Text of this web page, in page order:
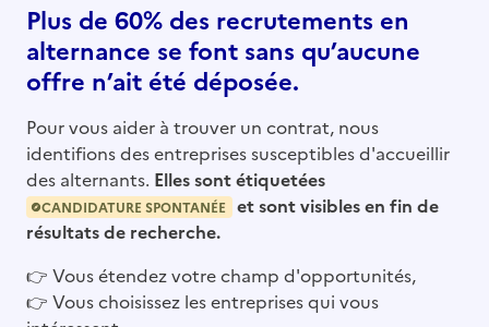
Plus de 60% des recrutements en
alternance se font sans qu’aucune
offre n’ait été déposée.
Pour vous aider à trouver un contrat, nous
identifions des entreprises susceptibles d'accueillir
des alternants. Elles sont étiquetées
CANDIDATURE SPONTANÉE
et sont visibles en fin de
résultats de recherche.
👉 Vous étendez votre champ d'opportunités,
👉 Vous choisissez les entreprises qui vous